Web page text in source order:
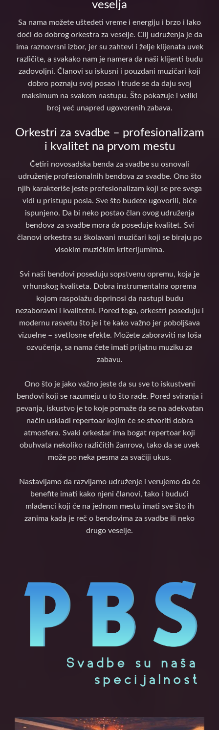
veselja
Sa nama možete uštedeti vreme i energiju i brzo i lako
doći do dobrog orkestra za veselje. Cilj udruženja je da
ima raznovrsni izbor, jer su zahtevi i želje klijenata uvek
različite, a svakako nam je namera da naši klijenti budu
zadovoljni. Članovi su iskusni i pouzdani muzičari koji
dobro poznaju svoj posao i trude se da daju svoj
maksimum na svakom nastupu. Što pokazuje i veliki
broj već unapred ugovorenih zabava.
Orkestri za svadbe – profesionalizam
i kvalitet na prvom mestu
Četiri novosadska benda za svadbe su osnovali
udruženje profesionalnih bendova za svadbe. Ono što
njih karakteriše jeste profesionalizam koji se pre svega
vidi u pristupu posla. Sve što budete ugovorili, biće
ispunjeno. Da bi neko postao član ovog udruženja
bendova za svadbe mora da poseduje kvalitet. Svi
članovi orkestra su školavani muzičari koji se biraju po
visokim muzičkim kriterijumima.
Svi naši bendovi poseduju sopstvenu opremu, koja je
vrhunskog kvaliteta. Dobra instrumentalna oprema
kojom raspolažu doprinosi da nastupi budu
nezaboravni i kvalitetni. Pored toga, orkestri poseduju i
modernu rasvetu što je i te kako važno jer poboljšava
vizuelne – svetlosne efekte. Možete zaboraviti na loša
ozvučenja, sa nama ćete imati prijatnu muziku za
zabavu.
Ono što je jako važno jeste da su sve to iskustveni
bendovi koji se razumeju u to što rade. Pored sviranja i
pevanja, iskustvo je to koje pomaže da se na adekvatan
način uskladi repertoar kojim će se stvoriti dobra
atmosfera. Svaki orkestar ima bogat repertoar koji
obuhvata nekoliko različitih žanrova, tako da se uvek
može po neka pesma za svačiji ukus.
Nastavljamo da razvijamo udruženje i verujemo da će
benefite imati kako njeni članovi, tako i budući
mladenci koji će na jednom mestu imati sve što ih
zanima kada je reč o bendovima za svadbe ili neko
drugo veselje.